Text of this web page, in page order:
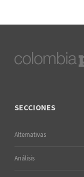
SECCIONES
Alternativas
Análisis